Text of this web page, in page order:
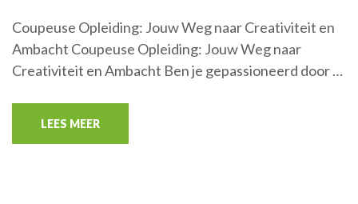
Coupeuse Opleiding: Jouw Weg naar Creativiteit en
Ambacht Coupeuse Opleiding: Jouw Weg naar
Creativiteit en Ambacht Ben je gepassioneerd door …
LEES MEER